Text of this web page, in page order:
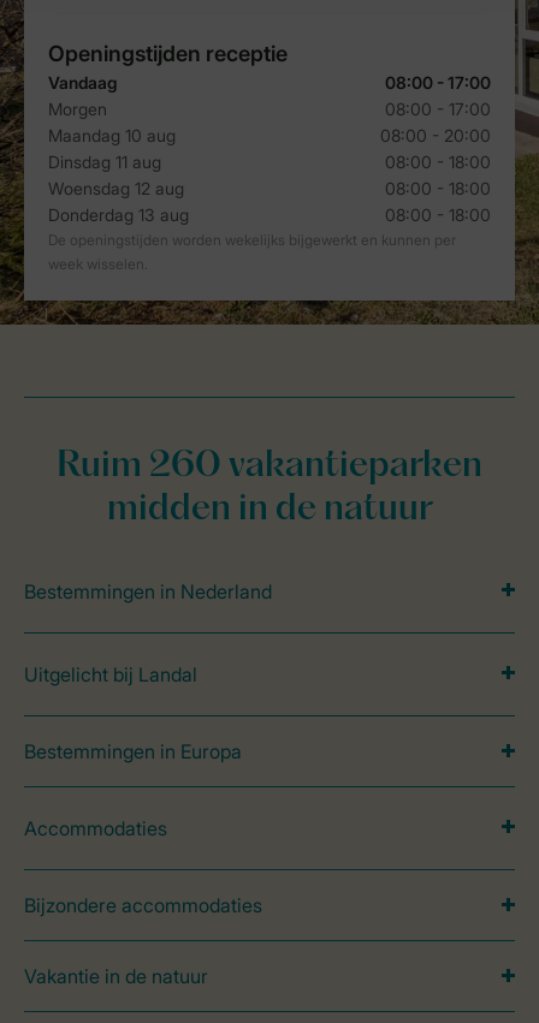
Ruim 260 vakantieparken
midden in de natuur
Bestemmingen in Nederland
Uitgelicht bij Landal
Bestemmingen in Europa
Accommodaties
Bijzondere accommodaties
Vakantie in de natuur